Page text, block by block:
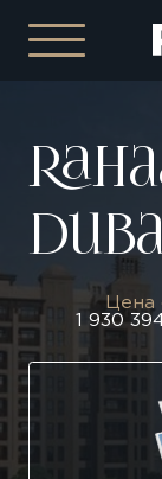
Цена
1 930